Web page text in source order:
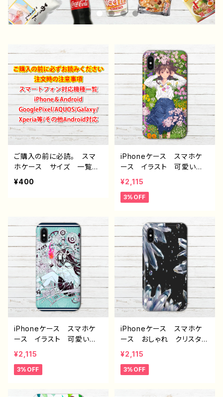
ご購入の前に必読。 スマ
ホケース サイズ 一覧
選び方 iPhoneケース A
ル etc. 手帳型 全機種
対応
¥400
iPhoneケース スマホケ
ース イラスト 可愛い女
の子 おしゃれ服 花柄
アニメ塗り iPhone15/14/
13/12/11 AQUOS Xperi
個性的 人気 イラストレ
ーター クリエイター 絵
師 オリジナル デザイ
ン グッズ Android ア
ンドロイド ケース タイト
ル：春が奏でる 作：ミナ
ミ E-4
¥2,115
3%OFF
iPhoneケース スマホケ
ース イラスト 可愛い女
の子 おしゃれ メンズ
かっこいい女子 アニメ塗
り エモい クール iPho
¥2,115
3%OFF
iPhoneケース スマホケ
ース おしゃれ クリスタ
ル シンプル 綺麗 iPho
ne5/6/6s/7/8/X ARRO
WS iPhone15/14/13/12/
¥2,115
3%OFF